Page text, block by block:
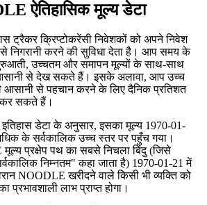
ऐतिहासिक मूल्य डेटा
ट्रैकर क्रिप्टोकरेंसी निवेशकों को अपने निवेश
निगरानी करने की सुविधा देता है। आप समय के
उच्चतम और समापन मूल्यों के साथ-साथ
आसानी से देख सकते हैं। इसके अलावा, आप उच्च
आसानी से पहचान करने के लिए दैनिक प्रतिशत
कर सकते हैं।
डेटा के अनुसार, इसका मूल्य 1970-01-
के सर्वकालिक उच्च स्तर पर पहुँच गया।
प्रक्षेप पथ का सबसे निचला बिंदु (जिसे
निम्नतम" कहा जाता है) 1970-01-21 में
NOODLE खरीदने वाले किसी भी व्यक्ति को
प्रभावशाली लाभ प्राप्त होगा।